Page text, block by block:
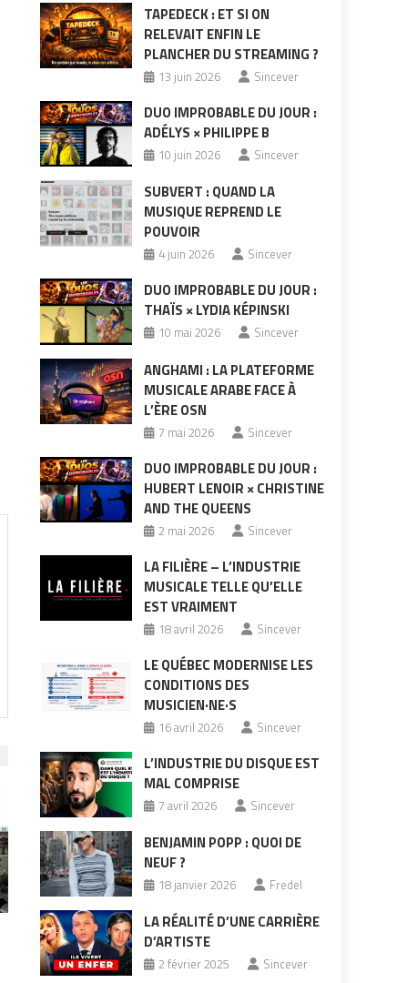
TAPEDECK : ET SI ON
RELEVAIT ENFIN LE
PLANCHER DU STREAMING ?
13 juin 2026 Sincever
DUO IMPROBABLE DU JOUR :
ADÉLYS × PHILIPPE B
10 juin 2026 Sincever
SUBVERT : QUAND LA
MUSIQUE REPREND LE
POUVOIR
4 juin 2026 Sincever
DUO IMPROBABLE DU JOUR :
THAÏS × LYDIA KÉPINSKI
10 mai 2026 Sincever
ANGHAMI : LA PLATEFORME
MUSICALE ARABE FACE À
L’ÈRE OSN
7 mai 2026 Sincever
DUO IMPROBABLE DU JOUR :
HUBERT LENOIR × CHRISTINE
AND THE QUEENS
2 mai 2026 Sincever
LA FILIÈRE – L’INDUSTRIE
MUSICALE TELLE QU’ELLE
EST VRAIMENT
18 avril 2026 Sincever
LE QUÉBEC MODERNISE LES
CONDITIONS DES
MUSICIEN·NE·S
16 avril 2026 Sincever
L’INDUSTRIE DU DISQUE EST
MAL COMPRISE
7 avril 2026 Sincever
BENJAMIN POPP : QUOI DE
NEUF ?
18 janvier 2026 Fredel
LA RÉALITÉ D’UNE CARRIÈRE
D’ARTISTE
2 février 2025 Sincever